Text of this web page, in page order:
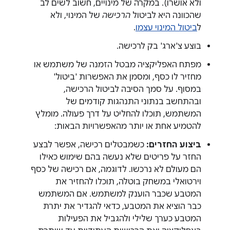
ולא אושרו). במקרה של מינויים, חשוב לשים לב
שהכוונה היא לביטול הרכישה של המינוי, ולא
לביטול המינוי עצמו.
בוצע צ'ארג' בק לרכישה.
מפתח האפליקציה מבטל הזמנה של משתמש או
מחזיר לו כסף, ומסמן את האפשרות 'ביטול'
במסוף. על סמך הסיבה לביטול הרכישה,
ובהתחשב בנתוני התנהגות קודמים של
המשתמש, תוכלו להחליט על דרך פעולה. מומלץ
להטמיע אחת או יותר מהאפשרויות הבאות:
ביצוע החזרים: כשמבטלים רכישה, אפשר לבצע
החזר על פריטים שלא נעשה בהם שימוש כאילו
הם מעולם לא נרכשו. לדוגמה, אם רכישה של כסף
וירטואלי במשחק בוטלה, תוכלו להחזיר את
המטבע שכבר הוענק למשתמש. אם המשתמש
כבר הוציא את המטבע, כדאי להגדיר את יתרת
המטבע כערך שלילי ולהגביל את הפעילות